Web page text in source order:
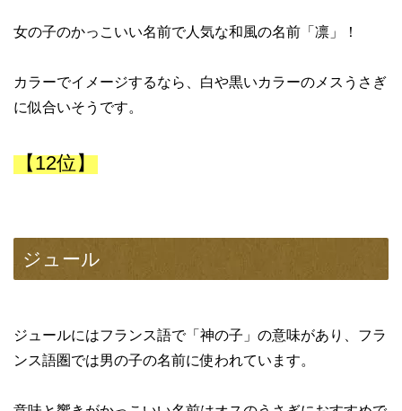
女の子のかっこいい名前で人気な和風の名前「凛」！
カラーでイメージするなら、白や黒いカラーのメスうさぎ
に似合いそうです。
【12位】
ジュール
ジュールにはフランス語で「神の子」の意味があり、フラ
ンス語圏では男の子の名前に使われています。